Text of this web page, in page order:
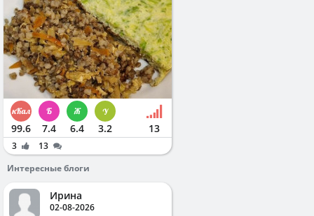
99.6 7.4 6.4 3.2 13
3
13
Интересные блоги
Ирина
02-08-2026